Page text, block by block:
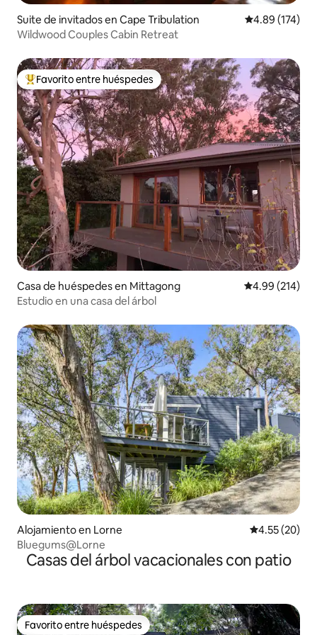
Suite de invitados en Cape Tribulation Calificación
4.89 (174)
Wildwood Couples Cabin Retreat
Favorito entre huéspedes preferido
Favorito entre huéspedes
Casa de huéspedes en Mittagong Calificación
4.99 (214)
Estudio en una casa del árbol
Alojamiento en Lorne Calificación
4.55 (20)
Bluegums@Lorne
Casas del árbol vacacionales con patio
Favorito entre huéspedes
Favorito entre huéspedes